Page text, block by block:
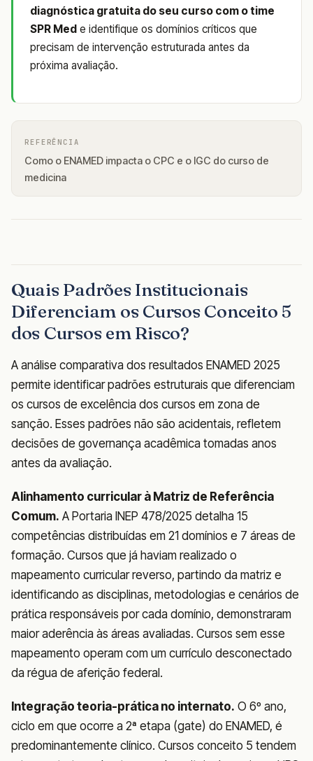
diagnóstica gratuita do seu curso com o time
SPR Med e identifique os domínios críticos que
precisam de intervenção estruturada antes da
próxima avaliação.
REFERÊNCIA
Como o ENAMED impacta o CPC e o IGC do curso de
medicina
Quais Padrões Institucionais
Diferenciam os Cursos Conceito 5
dos Cursos em Risco?
A análise comparativa dos resultados ENAMED 2025
permite identificar padrões estruturais que diferenciam
os cursos de excelência dos cursos em zona de
sanção. Esses padrões não são acidentais, refletem
decisões de governança acadêmica tomadas anos
antes da avaliação.
Alinhamento curricular à Matriz de Referência
Comum. A Portaria INEP 478/2025 detalha 15
competências distribuídas em 21 domínios e 7 áreas de
formação. Cursos que já haviam realizado o
mapeamento curricular reverso, partindo da matriz e
identificando as disciplinas, metodologias e cenários de
prática responsáveis por cada domínio, demonstraram
maior aderência às áreas avaliadas. Cursos sem esse
mapeamento operam com um currículo desconectado
da régua de aferição federal.
Integração teoria-prática no internato. O 6º ano,
ciclo em que ocorre a 2ª etapa (gate) do ENAMED, é
predominantemente clínico. Cursos conceito 5 tendem